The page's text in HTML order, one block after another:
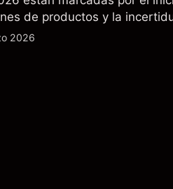
de productos y la
del H200 a China. El
2026